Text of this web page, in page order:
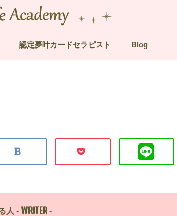
認定夢叶カードセラピスト Blog
人 - WRITER -